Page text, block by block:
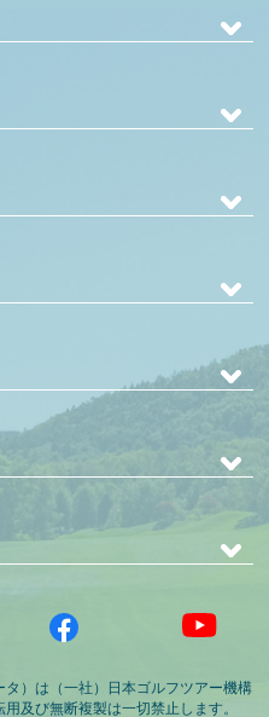
）は（一社）日本ゴルフツアー機構
及び無断複製は一切禁止します。